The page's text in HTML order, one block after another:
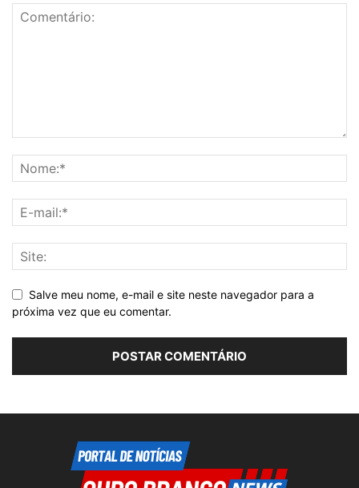
Salve meu nome, e-mail e site neste navegador para a
próxima vez que eu comentar.